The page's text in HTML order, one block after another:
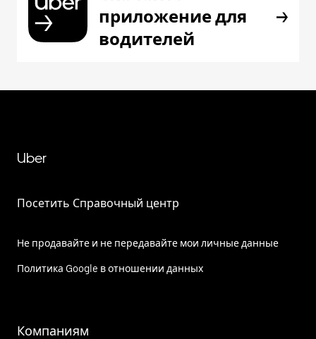
приложение для
водителей
Uber
Посетить Справочный центр
Не продавайте и не передавайте мои личные данные
Политика Google в отношении данных
Компаниям